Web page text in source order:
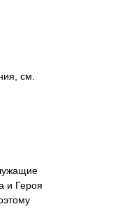
см.
и Героя